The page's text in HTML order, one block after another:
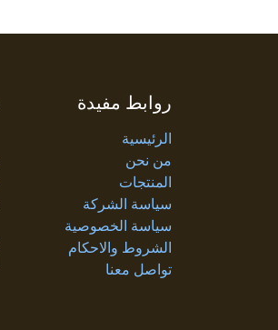
روابط مفيدة
الرئيسية
من نحن
المنتجات
سياسة الشركة
سياسة الخصوصية
الشروط والاحكام
تواصل معنا